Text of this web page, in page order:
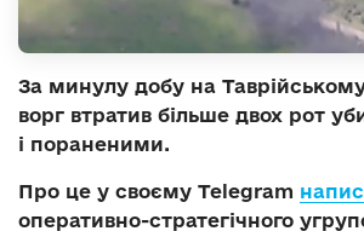
За минулу добу на
ворг втратив більше двох рот
і пораненими.
Про це у своєму Telegram
оперативно-стратегічного